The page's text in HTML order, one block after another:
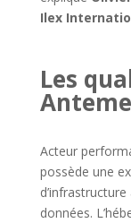
Ilex
Les
Acteur
possède une
données.